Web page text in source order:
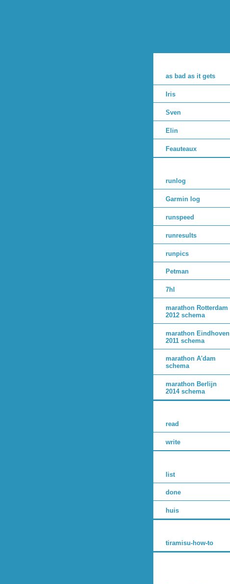
as bad as it gets
Iris
Sven
Elin
Feauteaux
runlog
Garmin log
runspeed
runresults
runpics
Petman
7hl
marathon Rotterdam
2012 schema
marathon Eindhoven
2011 schema
marathon A'dam
schema
marathon Berlijn
2014 schema
read
write
list
done
huis
tiramisu-how-to